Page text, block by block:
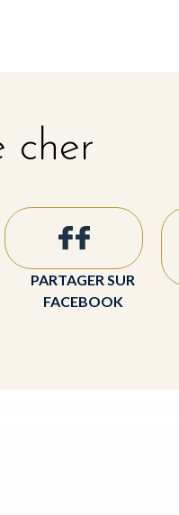
cher
PARTAGER SUR
FACEBOOK